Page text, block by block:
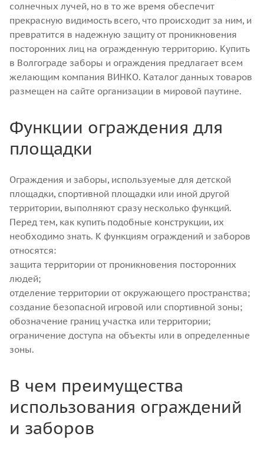
солнечных лучей, но в то же время обеспечит
прекрасную видимость всего, что происходит за ним, и
превратится в надежную защиту от проникновения
посторонних лиц на огражденную территорию. Купить
в Волгограде заборы и ограждения предлагает всем
желающим компания ВИНКО. Каталог данных товаров
размещен на сайте организации в мировой паутине.
Функции ограждения для
площадки
Ограждения и заборы, используемые для детской
площадки, спортивной площадки или иной другой
территории, выполняют сразу несколько функций.
Перед тем, как купить подобные конструкции, их
необходимо знать. К функциям ограждений и заборов
относятся:
защита территории от проникновения посторонних
людей;
отделение территории от окружающего пространства;
создание безопасной игровой или спортивной зоны;
обозначение границ участка или территории;
ограничение доступа на объекты или в определенные
зоны.
В чем преимущества
использования ограждений
и заборов